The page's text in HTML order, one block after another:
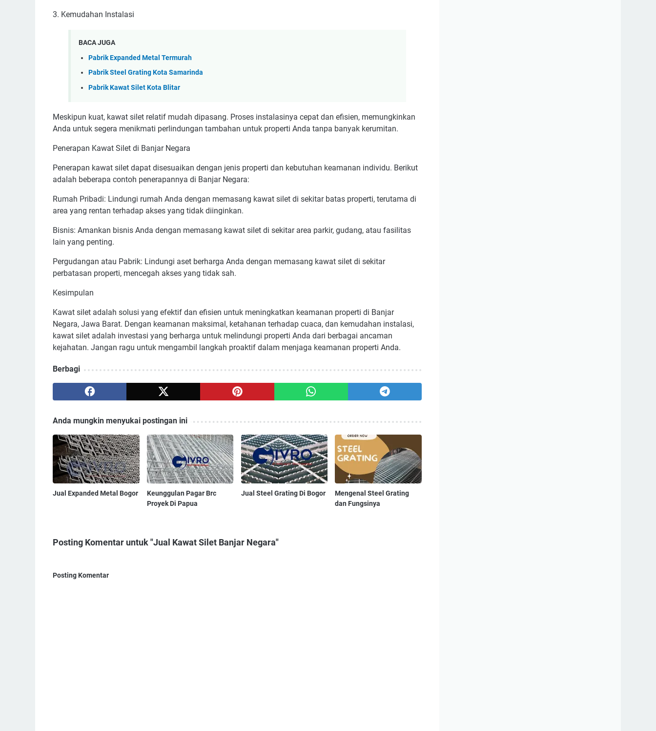
3. Kemudahan Instalasi
BACA JUGA
Pabrik Expanded Metal Termurah
Pabrik Steel Grating Kota Samarinda
Pabrik Kawat Silet Kota Blitar
Meskipun kuat, kawat silet relatif mudah dipasang. Proses instalasinya cepat dan efisien, memungkinkan
Anda untuk segera menikmati perlindungan tambahan untuk properti Anda tanpa banyak kerumitan.
Penerapan Kawat Silet di Banjar Negara
Penerapan kawat silet dapat disesuaikan dengan jenis properti dan kebutuhan keamanan individu. Berikut
adalah beberapa contoh penerapannya di Banjar Negara:
Rumah Pribadi: Lindungi rumah Anda dengan memasang kawat silet di sekitar batas properti, terutama di
area yang rentan terhadap akses yang tidak diinginkan.
Bisnis: Amankan bisnis Anda dengan memasang kawat silet di sekitar area parkir, gudang, atau fasilitas
lain yang penting.
Pergudangan atau Pabrik: Lindungi aset berharga Anda dengan memasang kawat silet di sekitar
perbatasan properti, mencegah akses yang tidak sah.
Kesimpulan
Kawat silet adalah solusi yang efektif dan efisien untuk meningkatkan keamanan properti di Banjar
Negara, Jawa Barat. Dengan keamanan maksimal, ketahanan terhadap cuaca, dan kemudahan instalasi,
kawat silet adalah investasi yang berharga untuk melindungi properti Anda dari berbagai ancaman
kejahatan. Jangan ragu untuk mengambil langkah proaktif dalam menjaga keamanan properti Anda.
Berbagi
Anda mungkin menyukai postingan ini
Jual Expanded Metal Bogor
Keunggulan Pagar Brc
Proyek Di Papua
Jual Steel Grating Di Bogor
Mengenal Steel Grating
dan Fungsinya
Posting Komentar untuk "Jual Kawat Silet Banjar Negara"
Posting Komentar